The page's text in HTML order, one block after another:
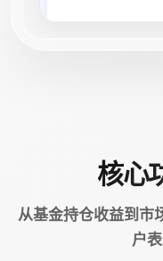
核心
从基金持仓收益到市
户